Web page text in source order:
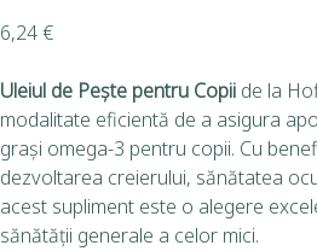
6,24€
Uleiul de Pește pentru Copii de la
modalitate eficientă de a asigura
grași omega-3 pentru copii. Cu
dezvoltarea creierului, sănătatea
acest supliment este o alegere
sănătății generale a celor mici.